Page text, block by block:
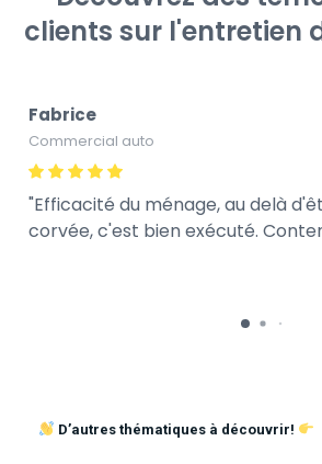
clients sur l'entretien
Fabrice
Commercial auto
Efficacité du ménage, au delà
corvée, c'est bien exécuté.
D’autres thématiques à découvrir!